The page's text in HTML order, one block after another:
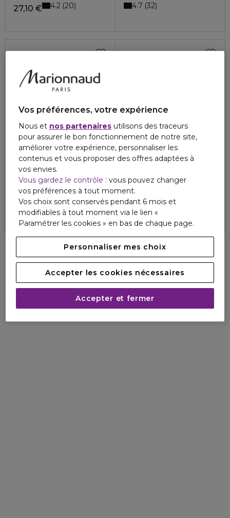
27,10 € 4.2 20 4.7 32
BY TERRY
BROWGEL BLACKSTAR
Gel à sourcils
41,30 € 1 1
BY TERRY
BROWLINER BLACKSTAR
Crayon à sourcils
41,30 €
Vos préférences, votre expérience
Nous et nos partenaires utilisons des traceurs
pour assurer le bon fonctionnement de notre site,
améliorer votre expérience, personnaliser les
contenus et vous proposer des offres adaptées à
vos envies.
Vous gardez le contrôle : vous pouvez changer
vos préférences à tout moment.
Vos choix sont conservés pendant 6 mois et
modifiables à tout moment via le lien «
Paramétrer les cookies » en bas de chaque page.
Personnaliser mes choix
Accepter les cookies nécessaires
Accepter et fermer